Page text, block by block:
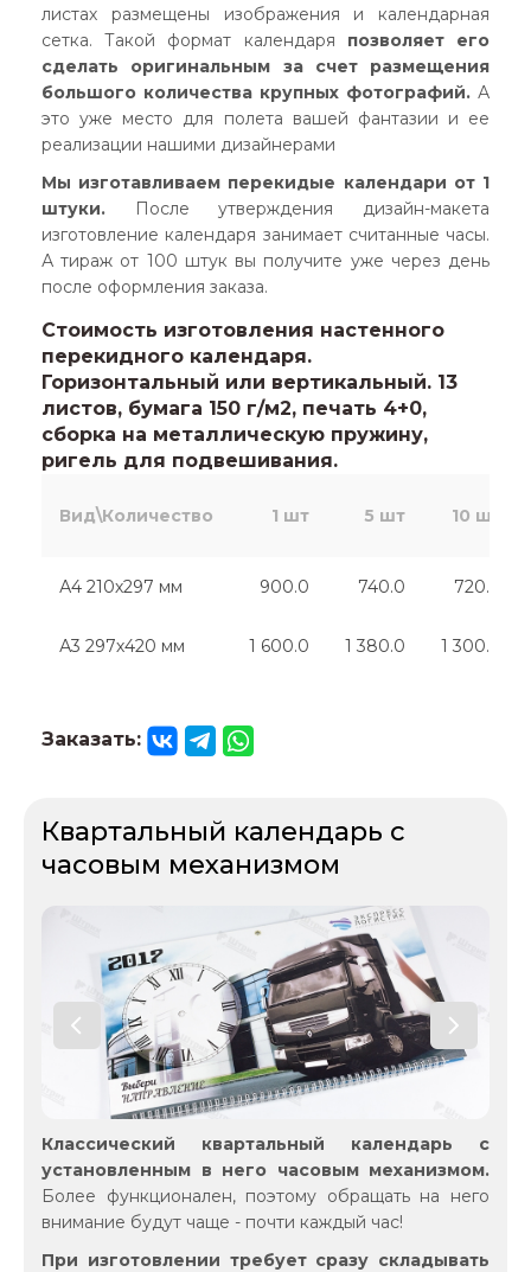
листах размещены изображения и календарная
сетка. Такой формат календаря позволяет его
сделать оригинальным за счет размещения
большого количества крупных фотографий. А
это уже место для полета вашей фантазии и ее
реализации нашими дизайнерами
Мы изготавливаем перекидые календари от 1
штуки. После утверждения дизайн-макета
изготовление календаря занимает считанные часы.
А тираж от 100 штук вы получите уже через день
после оформления заказа.
Стоимость изготовления настенного
перекидного календаря.
Горизонтальный или вертикальный. 13
листов, бумага 150 г/м2, печать 4+0,
сборка на металлическую пружину,
ригель для подвешивания.
Вид\Количество 1 шт 5 шт 10 шт
А4 210х297 мм 900.0 740.0 720.0
А3 297х420 мм 1 600.0 1 380.0 1 300.0
Заказать:
Квартальный календарь с
часовым механизмом
Классический квартальный календарь с
установленным в него часовым механизмом.
Более функционален, поэтому обращать на него
внимание будут чаще - почти каждый час!
При изготовлении требует сразу складывать